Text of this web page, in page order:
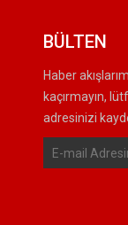
BÜLTEN
Haber
kaçırmayın,
adresinizi